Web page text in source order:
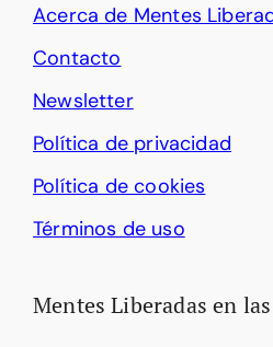
Acerca de Mentes
Contacto
Newsletter
Política de privacidad
Política de cookies
Términos de uso
Mentes Liberadas en